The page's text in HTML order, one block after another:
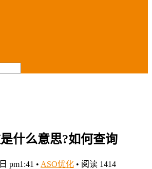
什么意思?如何查询
pm1:41 • ASO优化 • 阅读 1414